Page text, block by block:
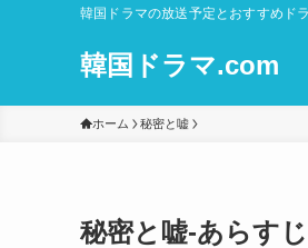
韓国ドラマの放送予定とおすすめド
韓国ドラマ.com
ホーム 秘密と嘘
秘密と嘘-あらす